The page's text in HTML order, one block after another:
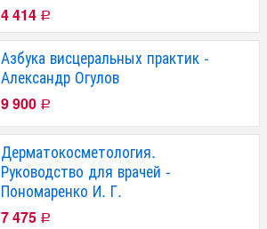
4 414 Р
Азбука висцеральных практик -
Александр Огулов
9 900 Р
Дерматокосметология.
Руководство для врачей -
Пономаренко И. Г.
7 475 Р